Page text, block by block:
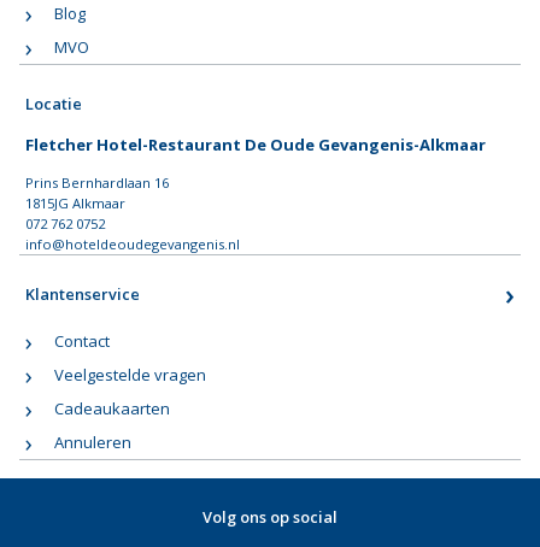
Blog
MVO
Locatie
Fletcher Hotel-Restaurant De Oude Gevangenis-Alkmaar
Prins Bernhardlaan 16
1815JG Alkmaar
072 762 0752
info@hoteldeoudegevangenis.nl
Klantenservice
Contact
Veelgestelde vragen
Cadeaukaarten
Annuleren
Volg ons op social